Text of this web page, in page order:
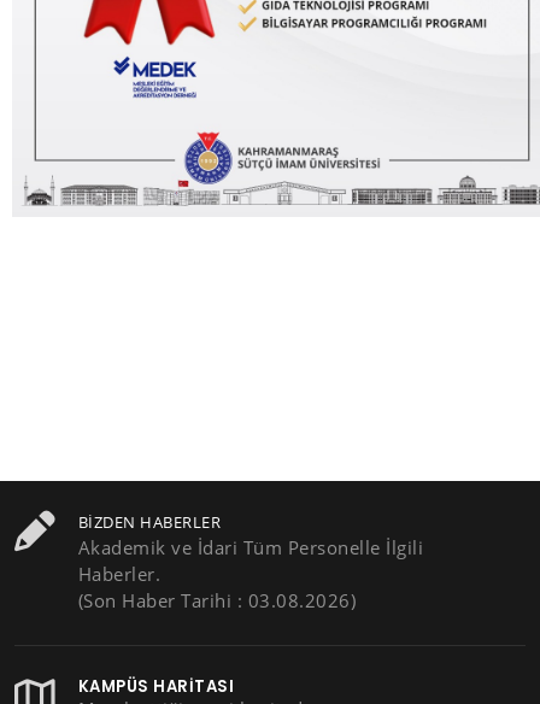
BIZDEN HABERLER
Akademik ve İdari Tüm Personelle İlgili
Haberler.
(Son Haber Tarihi : 03.08.2026)
KAMPÜS HARITASI